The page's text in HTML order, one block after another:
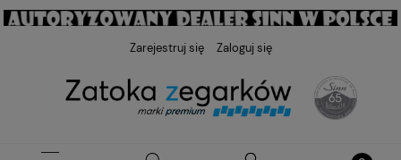
Zarejestruj się Zaloguj się